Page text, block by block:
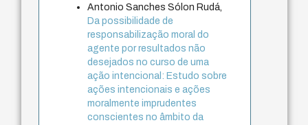
Antonio Sanches Sólon Rudá,
Da possibilidade de
responsabilização moral do
agente por resultados não
desejados no curso de uma
ação intencional: Estudo sobre
ações intencionais e ações
moralmente imprudentes
conscientes no âmbito da